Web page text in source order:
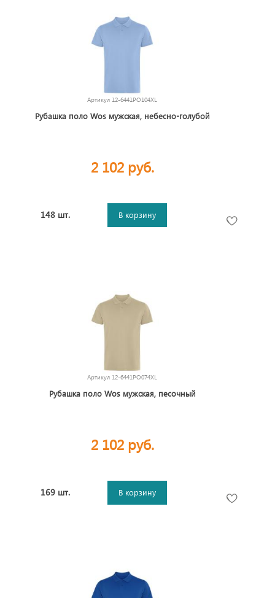
Артикул 12-6441PO104XL
Рубашка поло Wos мужская, небесно-голубой
2 102 руб.
148 шт. В корзину
Артикул 12-6441PO074XL
Рубашка поло Wos мужская, песочный
2 102 руб.
169 шт. В корзину